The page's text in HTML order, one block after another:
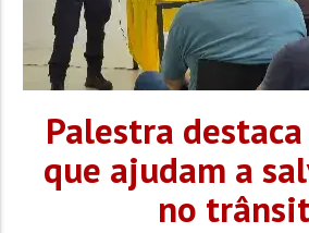
Palestra
que ajudam a
no